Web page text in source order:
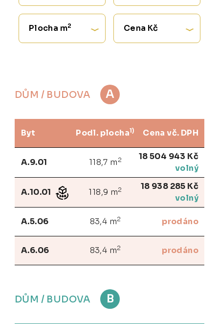
Plocha m2 Cena Kč
DŮM / BUDOVA A
Byt Podl. plocha1) Cena vč. DPH
A.9.01 118,7 m 2
18 504 943 Kč
volný
A.10.01 118,9 m2
18 938 285 Kč
volný
A.5.06 83,4 m2 prodáno
A.6.06 83,4 m2 prodáno
DŮM / BUDOVA B